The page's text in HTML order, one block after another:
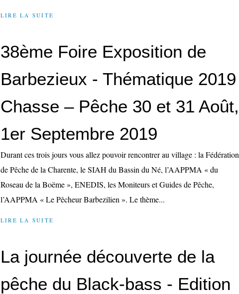
LIRE LA SUITE
38ème Foire Exposition de
Barbezieux - Thématique 2019
Chasse – Pêche 30 et 31 Août,
1er Septembre 2019
Durant ces trois jours vous allez pouvoir rencontrer au village : la Fédération
de Pêche de la Charente, le SIAH du Bassin du Né, l’AAPPMA « du
Roseau de la Boëme », ENEDIS, les Moniteurs et Guides de Pêche,
l’AAPPMA « Le Pêcheur Barbezilien ». Le thème...
LIRE LA SUITE
La journée découverte de la
pêche du Black-bass - Edition